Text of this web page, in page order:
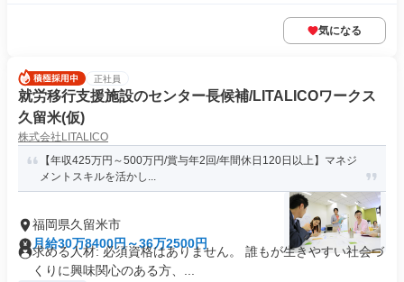
気になる
正社員
就労移行支援施設のセンター長候補/LITALICOワークス
久留米(仮)
株式会社LITALICO
【年収425万円～500万円/賞与年2回/年間休日120日以上】マネジ
メントスキルを活かし...
福岡県久留米市
月給30万8400円～36万2500円
求める人材: 必須資格はありません。 誰もが生きやすい社会づ
くりに興味関心のある方、...